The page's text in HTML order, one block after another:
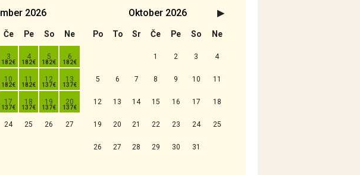
2026
Če Pe So Ne
3 4 5 6
10 11 12 13
17 18 19 20
24 25 26 27
Oktober 2026
Po To Sr Če Pe So Ne
1 2 3 4
5 6 7 8 9 10 11
12 13 14 15 16 17 18
19 20 21 22 23 24 25
26 27 28 29 30 31